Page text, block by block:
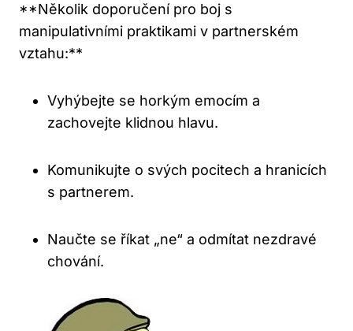
**Několik doporučení pro boj s
manipulativními praktikami v partnerském
vztahu:**
Vyhýbejte se horkým emocím a
zachovejte klidnou hlavu.
Komunikujte o svých pocitech a hranicích
s partnerem.
Naučte se říkat „ne“ a odmítat nezdravé
chování.